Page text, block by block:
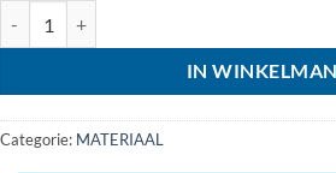
IN
Categorie: MATERIAAL